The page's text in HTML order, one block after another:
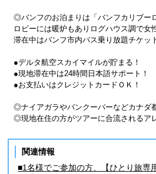
◎バンフのお泊まりは「バンフカリブ
ロビーには暖炉もありログハウス調で女
滞在中はバンフ市内バス乗り放題チケッ
●デルタ航空スカイマイルが貯まる！
●現地滞在中は24時間日本語サポート！
●お支払いはクレジットカードＯＫ！
◎ナイアガラやバンクーバーなどカナダ
◎現地在住の方がツアーに合流されるア
関連情報
■1名様でご参加の方、【ひとり旅専